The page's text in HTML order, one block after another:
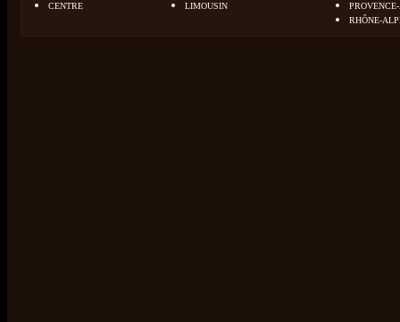
CENTRE
LIMOUSIN
RHÔNE-